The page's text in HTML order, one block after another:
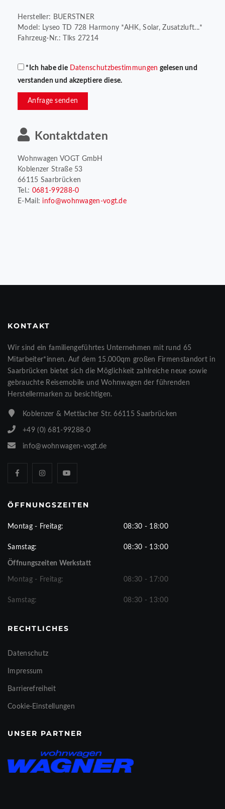
Hersteller: BUERSTNER
Model: Lyseo TD 728 Harmony *AHK, Solar, Zusatzluft...*
Fahrzeug-Nr.: Tlks 27214
*Ich habe die Datenschutzbestimmungen gelesen und
verstanden und akzeptiere diese.
Anfrage senden
Kontaktdaten
Wohnwagen VOGT GmbH
Koblenzer Straße 53
66115 Saarbrücken
Tel.: 0681-99288-0
E-Mail: info@wohnwagen-vogt.de
KONTAKT
Wir sind ein familiengeführtes Unternehmen mit rund 65
Mitarbeiter*innen. Auf dem 15.000qm großen Firmenstandort in
Saarbrücken bietet sich die Möglichkeit zahlreiche neue sowie
gebrauchte Reisemobile und Wohnwagen der führenden
Herstellermarken zu besichtigen.
Koblenzer & Mettlacher Str. 66115 Saarbrücken
+49 (0) 681-99288-0
info@wohnwagen-vogt.de
ÖFFNUNGSZEITEN
Montag - Freitag: 08:30 - 18:00
Samstag: 08:30 - 13:00
Öffnungszeiten Werkstatt
Montag - Freitag: 08:30 - 17:00
Samstag: 08:30 - 13:00
RECHTLICHES
Datenschutz
Impressum
Barrierefreiheit
Cookie-Einstellungen
UNSER PARTNER